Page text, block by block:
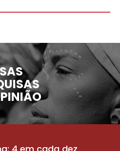
4 em cada dez